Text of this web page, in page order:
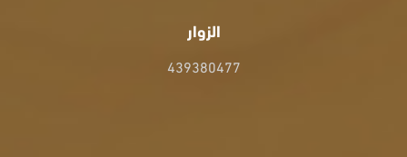
الزوار
439380477